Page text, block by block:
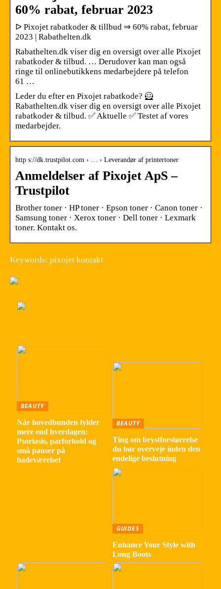
60% rabat, februar 2023
ᐅ Pixojet rabatkoder & tillbud ⇒ 60% rabat, februar
2023 | Rabathelten.dk
Rabathelten.dk viser dig en oversigt over alle Pixojet
rabatkoder & tilbud. … Derudover kan man også
ringe til onlinebutikkens medarbejdere på telefon
61 …
Leder du efter en Pixojet rabatkode? 🦸
Rabathelten.dk viser dig en oversigt over alle Pixojet
rabatkoder & tilbud. ✅ Aktuelle ✅ Testet af vores
medarbejder.
http s://dk.trustpilot.com › … › Leverandør af printertoner
Anmeldelser af Pixojet ApS –
Trustpilot
Brother toner · HP toner · Epson toner · Canon toner ·
Samsung toner · Xerox toner · Dell toner · Lexmark
toner. Kontakt os.
Keywords: pixojet kontakt
BEAUTY
Når hovedbunden fylder
mere end hverdagen:
Psoriasis, parforhold og
små pauser på
badeværelset
BEAUTY
Ting om brystforstørrelse
du bør overveje inden den
endelige beslutning
GUIDES
Enhance Your Style with
Long Boots